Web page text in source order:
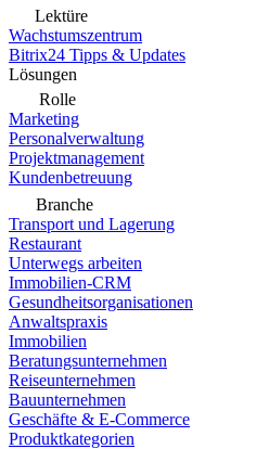
Lektüre
Wachstumszentrum
Bitrix24 Tipps & Updates
Lösungen
Rolle
Marketing
Personalverwaltung
Projektmanagement
Kundenbetreuung
Branche
Transport und Lagerung
Restaurant
Unterwegs arbeiten
Immobilien-CRM
Gesundheitsorganisationen
Anwaltspraxis
Immobilien
Beratungsunternehmen
Reiseunternehmen
Bauunternehmen
Geschäfte & E-Commerce
Produktkategorien